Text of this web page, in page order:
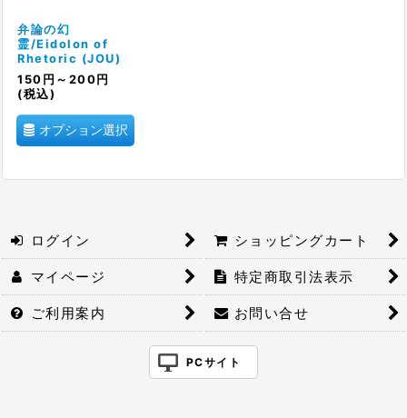
弁論の幻
霊/Eidolon of
Rhetoric (JOU)
150 円 ～200 円
(税込)
オプション選択
ログイン ショッピングカート
マイページ 特定商取引法表示
ご利用案内 お問い合せ
PCサイト